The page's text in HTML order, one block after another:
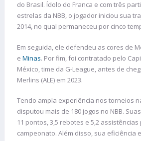
do Brasil. Ídolo do Franca e com três
estrelas da NBB, o jogador iniciou sua
2014, no qual permaneceu por cinco
Em seguida, ele defendeu as cores de
e Minas. Por fim, foi contratado pelo
México, time da G-League, antes de
Merlins (ALE) em 2023.
Tendo ampla experiência nos torneios
disputou mais de 180 jogos no NBB.
11 pontos, 3,5 rebotes e 5,2
campeonato. Além disso, sua eficiência